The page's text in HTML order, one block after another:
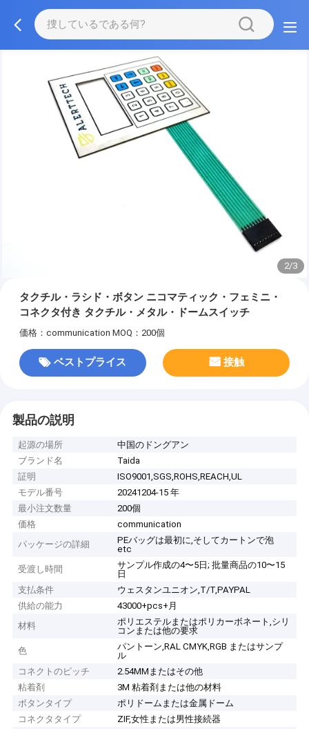
2/3
タクチル・ラシド・ボタン ニコマティック・フェミニ・
コネクタ付き タクチル・メタル・ドームスイッチ
価格：communication MOQ：200個
ベストプライス 接触
製品の説明
起源の場所
中国のドングアン
ブランド名
Taida
証明
ISO9001,SGS,ROHS,REACH,UL
モデル番号
20241204-15 年
最小注文数量
200個
価格
communication
パッケージの詳細
PEバッグは最初に,そしてカートンで泡
etc
受渡し時間
サンプル作成の4〜5日; 批量商品の10〜15
日
支払条件
ウェスタンユニオン,T/T,PAYPAL
供給の能力
43000+pcs+月
材料
ポリエステルまたはポリカーボネート,シリ
コンまたは他の要求
色
パントーン,RAL CMYK,RGB またはサンプ
ル
コネクトのピッチ
2.54MMまたはその他
粘着剤
3M 粘着剤または他の材料
ボタンタイプ
ポリドームまたは金属ドーム
コネクタタイプ
ZIF,女性または男性接続器